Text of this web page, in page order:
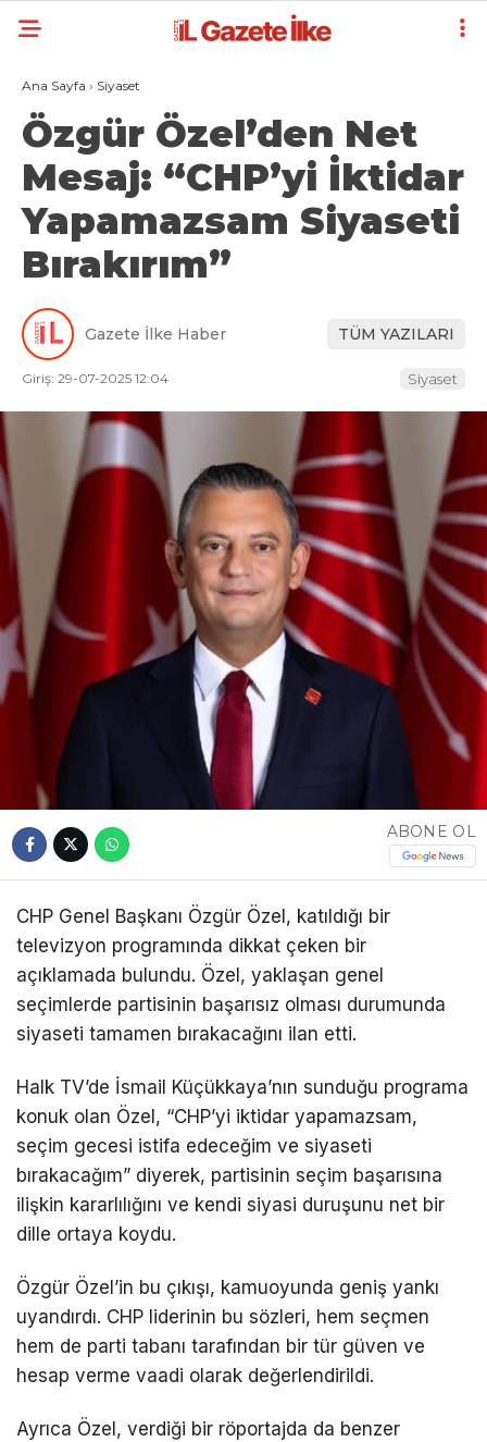
Ana Sayfa › Siyaset
Özgür Özel’den Net
Mesaj: “CHP’yi İktidar
Yapamazsam Siyaseti
Bırakırım”
Gazete İlke Haber TÜM YAZILARI
Giriş: 29-07-2025 12:04 Siyaset
ABONE OL
CHP Genel Başkanı Özgür Özel, katıldığı bir
televizyon programında dikkat çeken bir
açıklamada bulundu. Özel, yaklaşan genel
seçimlerde partisinin başarısız olması durumunda
siyaseti tamamen bırakacağını ilan etti.
Halk TV’de İsmail Küçükkaya’nın sunduğu programa
konuk olan Özel, “CHP’yi iktidar yapamazsam,
seçim gecesi istifa edeceğim ve siyaseti
bırakacağım” diyerek, partisinin seçim başarısına
ilişkin kararlılığını ve kendi siyasi duruşunu net bir
dille ortaya koydu.
Özgür Özel’in bu çıkışı, kamuoyunda geniş yankı
uyandırdı. CHP liderinin bu sözleri, hem seçmen
hem de parti tabanı tarafından bir tür güven ve
hesap verme vaadi olarak değerlendirildi.
Ayrıca Özel, verdiği bir röportajda da benzer